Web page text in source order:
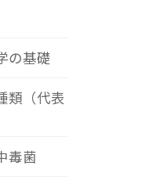
の基礎
類（代表
毒菌